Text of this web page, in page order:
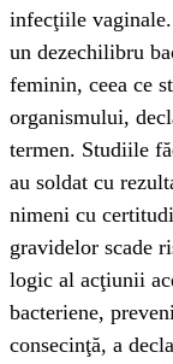
infecţiile vaginale.
un dezechilibru
feminin, ceea ce
organismului,
termen. Studiile
au soldat cu
nimeni cu
gravidelor scade
logic al acţiunii
bacteriene,
consecinţă, a